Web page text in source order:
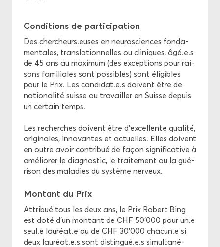
Fonds Hel­mut Hart­weg
Fonds KZS
Fonds Théo­dore Ott
Prix Ro­bert Bing
Prix Stern-​Gattiker
Prix Théo­dore Ott
Soins pal­lia­tifs
Éthique
Condi­tions de par­ti­ci­pa­tion
Des cher­cheurs.euses en neu­ros­ciences fon­da­
men­tales, trans­la­tion­nelles ou cli­niques, âgé.e.s
de 45 ans au maxi­mum (des ex­cep­tions pour rai­
sons fa­mi­liales sont pos­sibles) sont éli­gibles
pour le Prix. Les can­di­dat.e.s doivent être de
na­tio­na­li­té suisse ou tra­vailler en Suisse de­puis
un cer­tain temps.
Les re­cherches doivent être d'ex­cel­lente qua­li­té,
ori­gi­nales, in­no­vantes et ac­tuelles. Elles doivent
en outre avoir contri­bué de façon si­gni­fi­ca­tive à
amé­lio­rer le diag­nos­tic, le trai­te­ment ou la gué­
ri­son des ma­la­dies du sys­tème ner­veux.
Mon­tant du Prix
At­tri­bué tous les deux ans, le Prix Ro­bert Bing
est doté d'un mon­tant de CHF 50'000 pour un.e
seul.e lau­réat.e ou de CHF 30'000 cha­cun.e si
deux lau­réat.e.s sont dis­tin­gué.e.s si­mul­ta­né­